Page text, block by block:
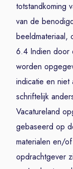
totstandkoming
van de
beeldmateriaal,
6.4 Indien door
worden
indicatie en niet
schriftelijk
Vacatureland
gebaseerd op
materialen en/
opdrachtgever